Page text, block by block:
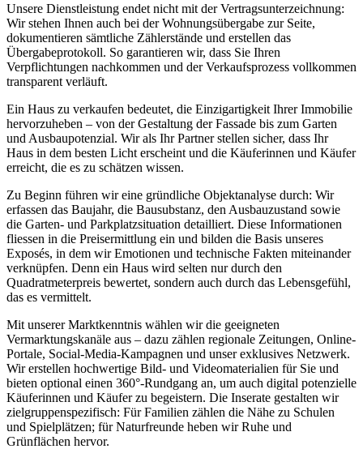
Unsere Dienstleistung endet nicht mit der Vertragsunterzeichnung:
Wir stehen Ihnen auch bei der Wohnungsübergabe zur Seite,
dokumentieren sämtliche Zählerstände und erstellen das
Übergabeprotokoll. So garantieren wir, dass Sie Ihren
Verpflichtungen nachkommen und der Verkaufsprozess vollkommen
transparent verläuft.
Ein Haus zu verkaufen bedeutet, die Einzigartigkeit Ihrer Immobilie
hervorzuheben – von der Gestaltung der Fassade bis zum Garten
und Ausbaupotenzial. Wir als Ihr Partner stellen sicher, dass Ihr
Haus in dem besten Licht erscheint und die Käuferinnen und Käufer
erreicht, die es zu schätzen wissen.
Zu Beginn führen wir eine gründliche Objektanalyse durch: Wir
erfassen das Baujahr, die Bausubstanz, den Ausbauzustand sowie
die Garten- und Parkplatzsituation detailliert. Diese Informationen
fliessen in die Preisermittlung ein und bilden die Basis unseres
Exposés, in dem wir Emotionen und technische Fakten miteinander
verknüpfen. Denn ein Haus wird selten nur durch den
Quadratmeterpreis bewertet, sondern auch durch das Lebensgefühl,
das es vermittelt.
Mit unserer Marktkenntnis wählen wir die geeigneten
Vermarktungskanäle aus – dazu zählen regionale Zeitungen, Online-
Portale, Social-Media-Kampagnen und unser exklusives Netzwerk.
Wir erstellen hochwertige Bild- und Videomaterialien für Sie und
bieten optional einen 360°-Rundgang an, um auch digital potenzielle
Käuferinnen und Käufer zu begeistern. Die Inserate gestalten wir
zielgruppenspezifisch: Für Familien zählen die Nähe zu Schulen
und Spielplätzen; für Naturfreunde heben wir Ruhe und
Grünflächen hervor.